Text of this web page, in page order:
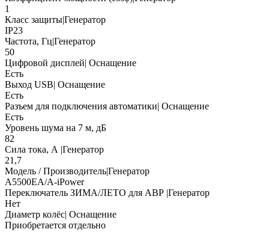
1
Класс защиты|Генератор
IP23
Частота, Гц|Генератор
50
Цифровой дисплей| Оснащение
Есть
Выход USB| Оснащение
Есть
Разъем для подключения автоматики| Оснащение
Есть
Уровень шума на 7 м, дБ
82
Сила тока, А |Генератор
21,7
Модель / Производитель|Генератор
A5500EA/A-iPower
Переключатель ЗИМА/ЛЕТО для АВР |Генератор
Нет
Диаметр колёс| Оснащение
Приобретается отдельно